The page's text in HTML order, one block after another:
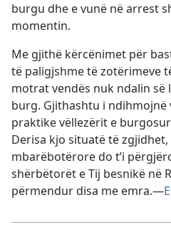
burgu dhe e vunë në arrest
momentin.
Me gjithë kërcënimet për
të paligjshme të zotërimeve
motrat vendës nuk ndalin së
burg. Gjithashtu i ndihmojnë
praktike vëllezërit e
Derisa kjo situatë të zgjidhet,
mbarëbotërore do t’i
shërbëtorët e Tij besnikë në
përmendur disa me emra.—